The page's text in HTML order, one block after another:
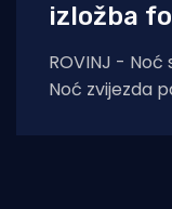
izložba
ROVINJ -
Noć zvijezda